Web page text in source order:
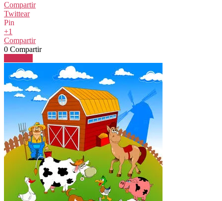
Compartir
Twittear
Pin
+1
Compartir
0 Compartir